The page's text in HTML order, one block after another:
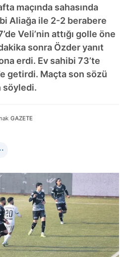
maçında sahasında
Aliağa ile 2-2 berabere
Veli’nin attığı golle öne
sonra Özder yanıt
erdi. Ev sahibi 73’te
getirdi. Maçta son sözü
söyledi.
GAZETE